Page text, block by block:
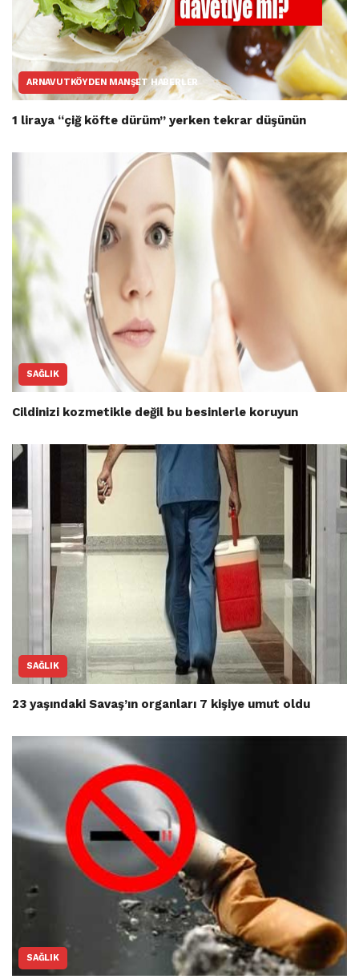
ARNAVUTKÖYDEN MANŞET HABERLER
1 liraya “çiğ köfte dürüm” yerken tekrar düşünün
SAĞLIK
Cildinizi kozmetikle değil bu besinlerle koruyun
SAĞLIK
23 yaşındaki Savaş’ın organları 7 kişiye umut oldu
SAĞLIK